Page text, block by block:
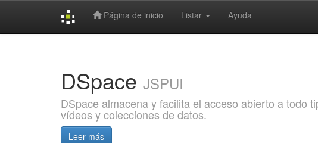
Página de inicio Listar Ayuda
DSpace JSPUI
DSpace almacena y facilita el acceso abierto a todo
vídeos y colecciones de datos.
Leer más